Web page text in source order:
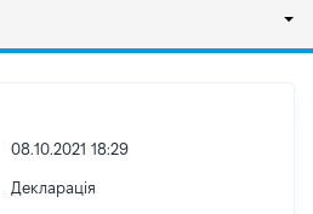
08.10.2021 18:29
Декларація